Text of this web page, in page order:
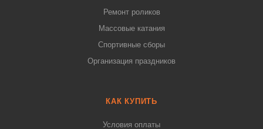
Ремонт роликов
Массовые катания
Спортивные сборы
Организация праздников
КАК КУПИТЬ
Условия оплаты